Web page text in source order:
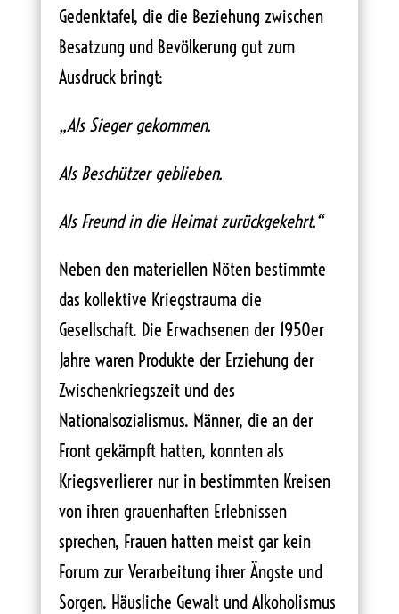
Gedenktafel, die die Beziehung zwischen
Besatzung und Bevölkerung gut zum
Ausdruck bringt:
„Als Sieger gekommen.
Als Beschützer geblieben.
Als Freund in die Heimat zurückgekehrt.“
Neben den materiellen Nöten bestimmte
das kollektive Kriegstrauma die
Gesellschaft. Die Erwachsenen der 1950er
Jahre waren Produkte der Erziehung der
Zwischenkriegszeit und des
Nationalsozialismus. Männer, die an der
Front gekämpft hatten, konnten als
Kriegsverlierer nur in bestimmten Kreisen
von ihren grauenhaften Erlebnissen
sprechen, Frauen hatten meist gar kein
Forum zur Verarbeitung ihrer Ängste und
Sorgen. Häusliche Gewalt und Alkoholismus